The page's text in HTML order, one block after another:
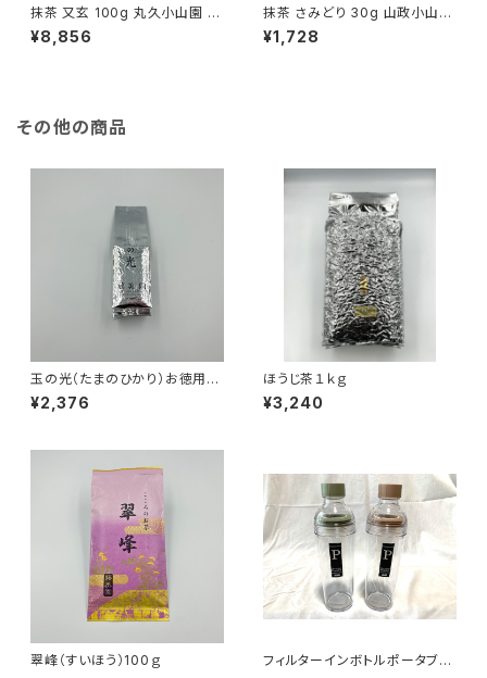
抹茶 又玄 100g 丸久小山園 M
ATCHA YUGEN
¥8,856
抹茶 さみどり 30g 山政小山園
MATCHA SAMIDORI
¥1,728
その他の商品
玉の光（たまのひかり）お徳用２
００ｇ
¥2,376
ほうじ茶１ｋｇ
¥3,240
翠峰（すいほう）100ｇ
フィルターインボトルポータブル